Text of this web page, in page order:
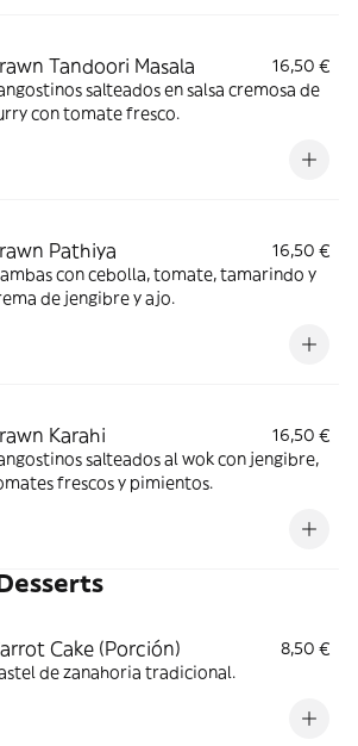
Tandoori Masala
16,50 €
salteados en salsa cremosa de
con tomate fresco.
Pathiya
16,50 €
con cebolla, tomate, tamarindo y
de jengibre y ajo.
Karahi
16,50 €
salteados al wok con jengibre,
frescos y pimientos.
Cake (Porción)
8,50 €
de zanahoria tradicional.